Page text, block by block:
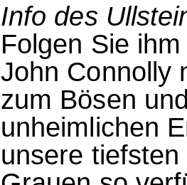
Info des
Folgen Sie
John Connolly
zum Bösen
unheimlichen
unsere